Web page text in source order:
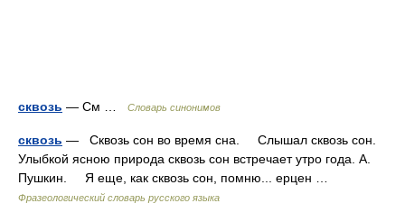
сквозь — См … Словарь синонимов
сквозь — Сквозь сон во время сна. Слышал сквозь сон.
Улыбкой ясною природа сквозь сон встречает утро года. А.
Пушкин. Я еще, как сквозь сон, помню... ерцен …
Фразеологический словарь русского языка